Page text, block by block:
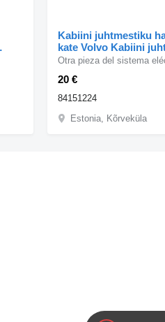
Kabiini juhtmestiku
kate Volvo Kabiini
harukarbi kate
20 €
Otra pieza del sistema
84151224
Estonia, Kõrveküla